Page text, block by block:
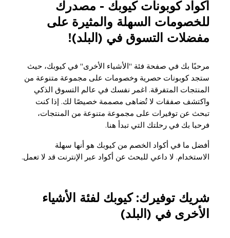
أكواد كوبونات كيوبك - مصدرك
للخصومات السهلة والمثيرة على
مفضلات التسوق في (البلد)!
مرحبًا بك في صفحة فئة "الأشياء الأخرى" في كيوبك، حيث
ستجد كوبونات حصرية وخصومات على مجموعة متنوعة من
المنتجات المتفرقة. اغمر نفسك في عالم التسوق الذكي
واكتشف صفقات لا تُضاهى مصممة خصيصًا لك. إذا كنت
تبحث عن توفيرات على مجموعة متنوعة من المنتجات،
فرحبا بك في رحلتك التي تبدأ هنا.
أفضل ما في أكواد الخصم من كيوبك هو أنها سهلة
الاستخدام. لا داعي للبحث عن أكواد عبر الإنترنت قد لا تعمل.
شريك توفيرك: كيوبك لفئة الأشياء
الأخرى في (البلد)